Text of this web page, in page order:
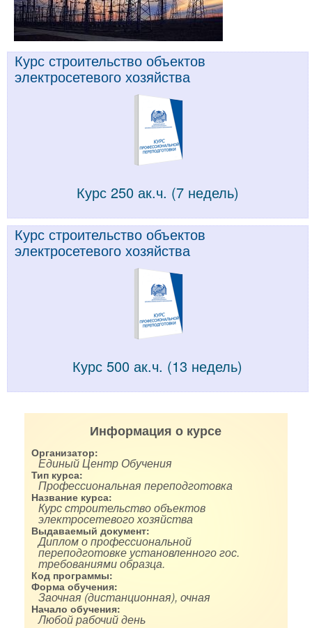
Курс строительство объектов
электросетевого хозяйства
Курс 250 ак.ч. (7 недель)
Курс строительство объектов
электросетевого хозяйства
Курс 500 ак.ч. (13 недель)
Информация о курсе
Организатор:
Единый Центр Обучения
Тип курса:
Профессиональная переподготовка
Название курса:
Курс строительство объектов
электросетевого хозяйства
Выдаваемый документ:
Диплом о профессиональной
переподготовке установленного гос.
требованиями образца.
Код программы:
Форма обучения:
Заочная (дистанционная), очная
Начало обучения:
Любой рабочий день